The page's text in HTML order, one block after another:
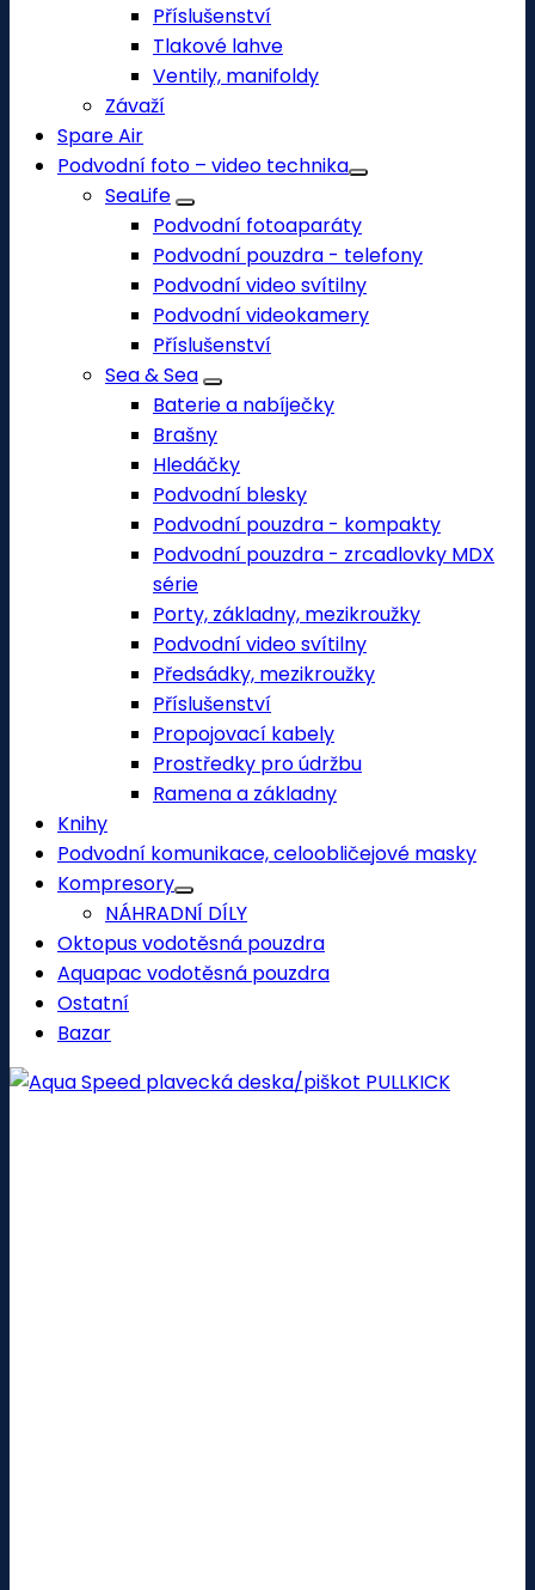
Příslušenství
Tlakové lahve
Ventily, manifoldy
Závaží
Spare Air
Podvodní foto – video technika
SeaLife
Podvodní fotoaparáty
Podvodní pouzdra - telefony
Podvodní video svítilny
Podvodní videokamery
Příslušenství
Sea & Sea
Baterie a nabíječky
Brašny
Hledáčky
Podvodní blesky
Podvodní pouzdra - kompakty
Podvodní pouzdra - zrcadlovky MDX
série
Porty, základny, mezikroužky
Podvodní video svítilny
Předsádky, mezikroužky
Příslušenství
Propojovací kabely
Prostředky pro údržbu
Ramena a základny
Knihy
Podvodní komunikace, celoobličejové masky
Kompresory
NÁHRADNÍ DÍLY
Oktopus vodotěsná pouzdra
Aquapac vodotěsná pouzdra
Ostatní
Bazar